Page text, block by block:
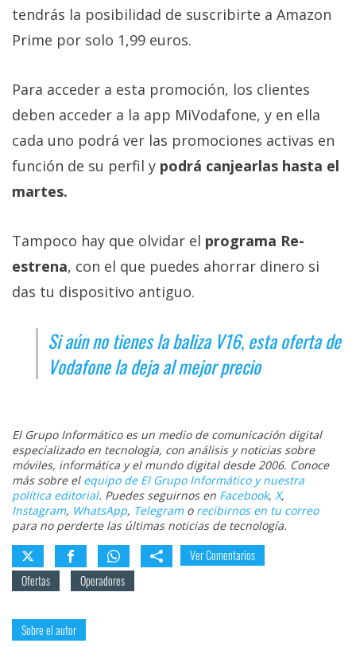
tendrás la posibilidad de suscribirte a Amazon
Prime por solo 1,99 euros.
Para acceder a esta promoción, los clientes
deben acceder a la app MiVodafone, y en ella
cada uno podrá ver las promociones activas en
función de su perfil y podrá canjearlas hasta el
martes.
Tampoco hay que olvidar el programa Re-
estrena, con el que puedes ahorrar dinero si
das tu dispositivo antiguo.
Si aún no tienes la baliza V16, esta oferta de
Vodafone la deja al mejor precio
El Grupo Informático es un medio de comunicación digital
especializado en tecnología, con análisis y noticias sobre
móviles, informática y el mundo digital desde 2006. Conoce
más sobre el equipo de El Grupo Informático y nuestra
política editorial. Puedes seguirnos en Facebook, X,
Instagram, WhatsApp, Telegramo recibirnos en tu correo
para no perderte las últimas noticias de tecnología.
Ver Comentarios
Ofertas
Operadores
Sobre el autor